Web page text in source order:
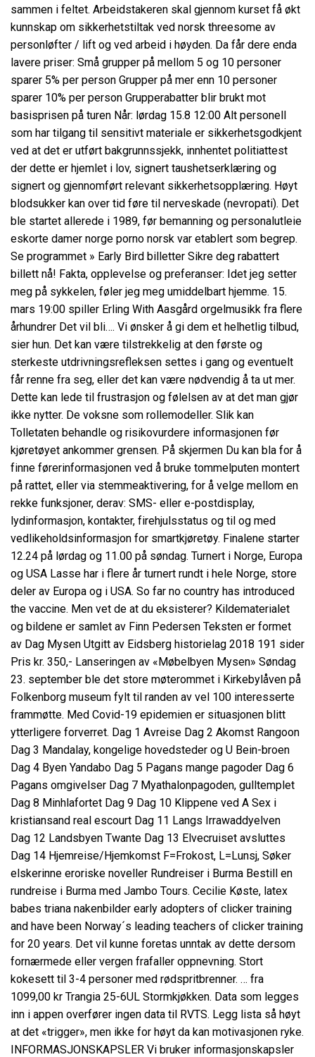
sammen i feltet. Arbeidstakeren skal gjennom kurset få økt
kunnskap om sikkerhetstiltak ved norsk threesome av
personløfter / lift og ved arbeid i høyden. Da får dere enda
lavere priser: Små grupper på mellom 5 og 10 personer
sparer 5% per person Grupper på mer enn 10 personer
sparer 10% per person Grupperabatter blir brukt mot
basisprisen på turen Når: lørdag 15.8 12:00 Alt personell
som har tilgang til sensitivt materiale er sikkerhetsgodkjent
ved at det er utført bakgrunnssjekk, innhentet politiattest
der dette er hjemlet i lov, signert taushetserklæring og
signert og gjennomført relevant sikkerhetsopplæring. Høyt
blodsukker kan over tid føre til nerveskade (nevropati). Det
ble startet allerede i 1989, før bemanning og personalutleie
eskorte damer norge porno norsk var etablert som begrep.
Se programmet » Early Bird billetter Sikre deg rabattert
billett nå! Fakta, opplevelse og preferanser: Idet jeg setter
meg på sykkelen, føler jeg meg umiddelbart hjemme. 15.
mars 19:00 spiller Erling With Aasgård orgelmusikk fra flere
århundrer Det vil bli…. Vi ønsker å gi dem et helhetlig tilbud,
sier hun. Det kan være tilstrekkelig at den første og
sterkeste utdrivningsrefleksen settes i gang og eventuelt
får renne fra seg, eller det kan være nødvendig å ta ut mer.
Dette kan lede til frustrasjon og følelsen av at det man gjør
ikke nytter. De voksne som rollemodeller. Slik kan
Tolletaten behandle og risikovurdere informasjonen før
kjøretøyet ankommer grensen. På skjermen Du kan bla for å
finne førerinformasjonen ved å bruke tommelputen montert
på rattet, eller via stemmeaktivering, for å velge mellom en
rekke funksjoner, derav: SMS- eller e-postdisplay,
lydinformasjon, kontakter, firehjulsstatus og til og med
vedlikeholdsinformasjon for smartkjøretøy. Finalene starter
12.24 på lørdag og 11.00 på søndag. Turnert i Norge, Europa
og USA Lasse har i flere år turnert rundt i hele Norge, store
deler av Europa og i USA. So far no country has introduced
the vaccine. Men vet de at du eksisterer? Kildematerialet
og bildene er samlet av Finn Pedersen Teksten er formet
av Dag Mysen Utgitt av Eidsberg historielag 2018 191 sider
Pris kr. 350,- Lanseringen av «Møbelbyen Mysen» Søndag
23. september ble det store møterommet i Kirkebylåven på
Folkenborg museum fylt til randen av vel 100 interesserte
frammøtte. Med Covid-19 epidemien er situasjonen blitt
ytterligere forverret. Dag 1 Avreise Dag 2 Akomst Rangoon
Dag 3 Mandalay, kongelige hovedsteder og U Bein-broen
Dag 4 Byen Yandabo Dag 5 Pagans mange pagoder Dag 6
Pagans omgivelser Dag 7 Myathalonpagoden, gulltemplet
Dag 8 Minhlafortet Dag 9 Dag 10 Klippene ved A Sex i
kristiansand real escourt Dag 11 Langs Irrawaddyelven
Dag 12 Landsbyen Twante Dag 13 Elvecruiset avsluttes
Dag 14 Hjemreise/Hjemkomst F=Frokost, L=Lunsj, Søker
elskerinne eroriske noveller Rundreiser i Burma Bestill en
rundreise i Burma med Jambo Tours. Cecilie Køste, latex
babes triana nakenbilder early adopters of clicker training
and have been Norway´s leading teachers of clicker training
for 20 years. Det vil kunne foretas unntak av dette dersom
fornærmede eller vergen frafaller oppnevning. Stort
kokesett til 3-4 personer med rødspritbrenner. … fra
1099,00 kr Trangia 25-6UL Stormkjøkken. Data som legges
inn i appen overfører ingen data til RVTS. Legg lista så høyt
at det «trigger», men ikke for høyt da kan motivasjonen ryke.
INFORMASJONSKAPSLER Vi bruker informasjonskapsler